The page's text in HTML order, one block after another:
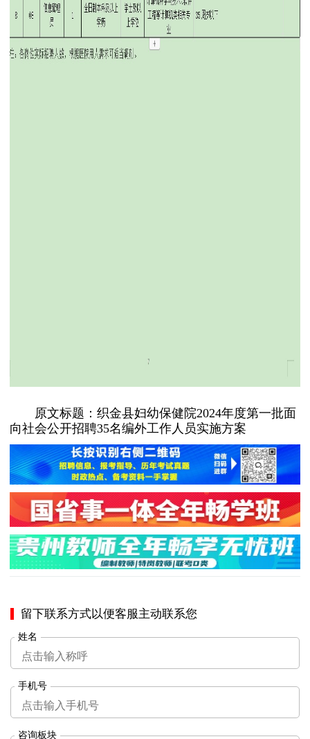
原文标题：织金县妇幼保健院2024年度第一批面
向社会公开招聘35名编外工作人员实施方案
留下联系方式以便客服主动联系您
姓名
手机号
咨询板块